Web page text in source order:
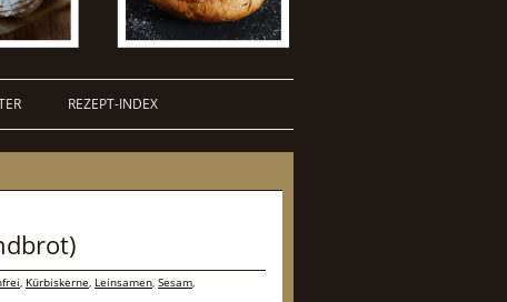
REZEPT-INDEX
, Kürbiskerne, Leinsamen, Sesam,